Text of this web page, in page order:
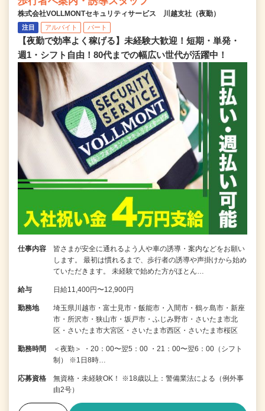
株式会社VOLLMONTセキュリティサービス 川越支社（夜勤）
注目 アルバイト パート
【夜勤で効率よく稼げる】未経験大歓迎！短期・単発・
週1・シフト自由！80代までの幅広い世代が活躍中！
仕事内容
皆さまが安全に通れるよう人や車の誘導・案内などをお願い
します。 最初は慣れるまで、歩行者の誘導や声掛けから始め
ていただきます。 未経験で始めた方がほとん…
給与 日給11,400円〜12,900円
勤務地
埼玉県川越市・富士見市・飯能市・入間市・鶴ヶ島市・新座
市・所沢市・狭山市・坂戸市・ふじみ野市・さいたま市北
区・さいたま市大宮区・さいたま市西区・さいたま市桜区
勤務時間
＜夜勤＞ ・20：00〜翌5：00 ・21：00〜翌6：00（シフト
制） ※1日8時…
応募資格
無資格・未経験OK！ ※18歳以上：警備業法による（例外事
由2号）